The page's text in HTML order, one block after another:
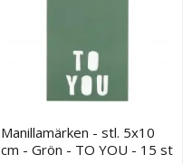
Manillamärken - stl. 5x10
cm - Grön - TO YOU - 15 st